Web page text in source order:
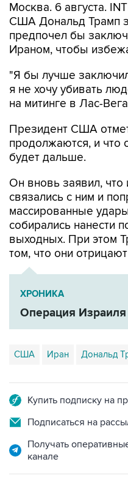
Москва. 6 августа.
США Дональд Трамп
предпочел бы
Ираном, чтобы
"Я бы лучше
я не хочу убивать
на митинге в Лас-
Президент США
продолжаются, и что
будет дальше.
Он вновь заявил, что
связались с ним и
массированные
собирались нанести
выходных. При этом
том, что они
ХРОНИКА
Операция
США Иран Дональд
Купить подписку на
Подписаться на
Получать
канале